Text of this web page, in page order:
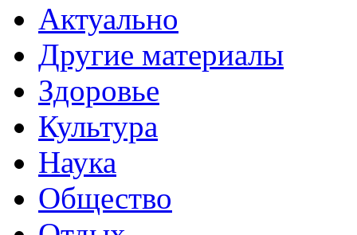
Актуально
Другие материалы
Здоровье
Культура
Наука
Общество